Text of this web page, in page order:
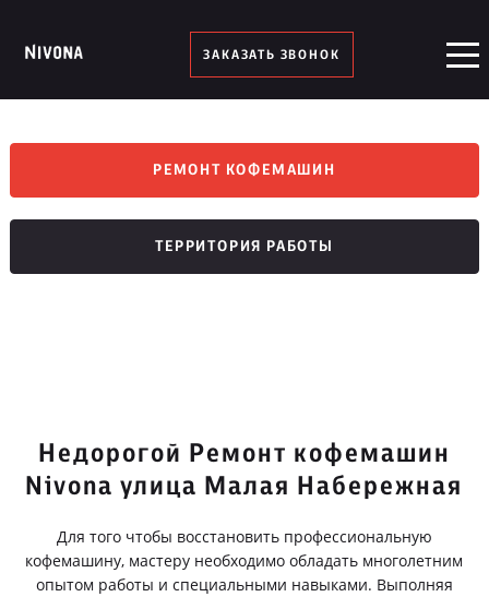
ЗАКАЗАТЬ ЗВОНОК
РЕМОНТ КОФЕМАШИН
ТЕРРИТОРИЯ РАБОТЫ
Недорогой Ремонт кофемашин
Nivona улица Малая Набережная
Для того чтобы восстановить профессиональную
кофемашину, мастеру необходимо обладать многолетним
опытом работы и специальными навыками. Выполняя